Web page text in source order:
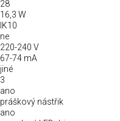
28
16,3 W
IK10
ne
220-240 V
67-74 mA
jiné
3
ano
práškový nástřik
ano